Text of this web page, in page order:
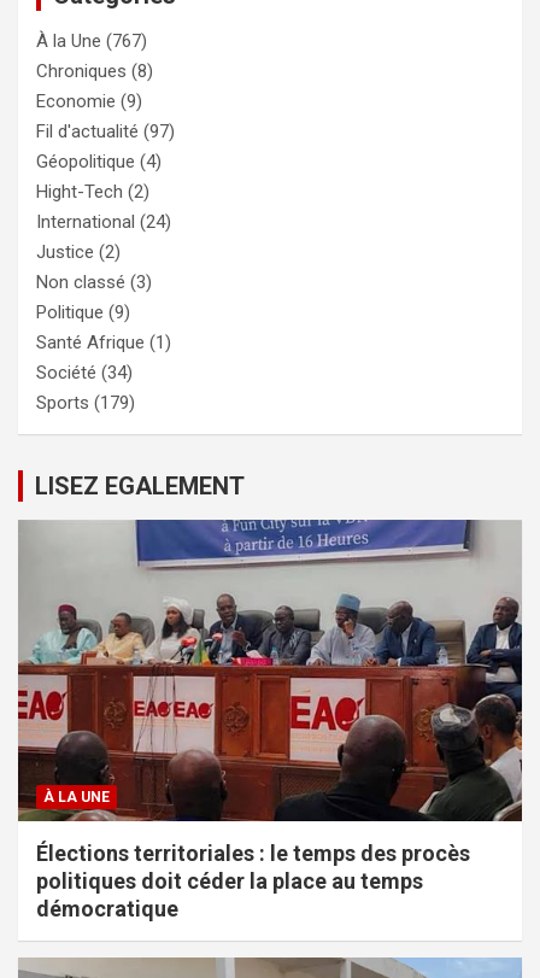
À la Une (767)
Chroniques (8)
Economie (9)
Fil d'actualité (97)
Géopolitique (4)
Hight-Tech (2)
International (24)
Justice (2)
Non classé (3)
Politique (9)
Santé Afrique (1)
Société (34)
Sports (179)
LISEZ EGALEMENT
À LA UNE
Élections territoriales : le temps des procès
politiques doit céder la place au temps
démocratique